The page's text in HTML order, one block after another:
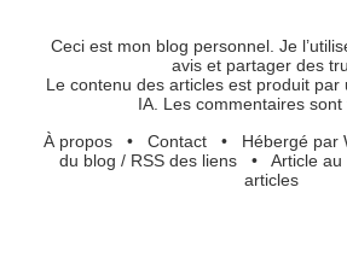
Ceci est mon blog personnel. Je
avis et partager des
Le contenu des articles est produit par
IA. Les commentaires sont
À propos• Contact• Hébergé par
du blog / RSS des liens• Article au
articles